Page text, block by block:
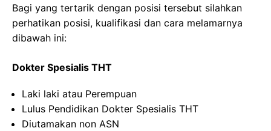
Bagi yang tertarik dengan posisi tersebut silahkan
perhatikan posisi, kualifikasi dan cara melamarnya
dibawah ini:
Dokter Spesialis THT
Laki laki atau Perempuan
Lulus Pendidikan Dokter Spesialis THT
Diutamakan non ASN